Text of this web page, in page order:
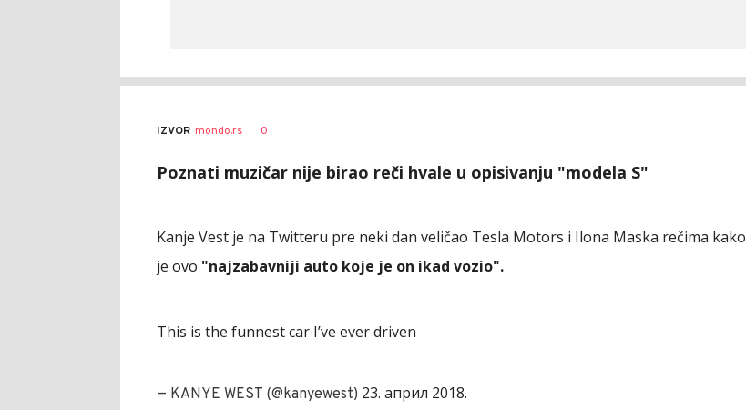
IZVOR mondo.rs 0
Poznati muzičar nije birao reči hvale u opisivanju "modela S"
Kanje Vest je na Twitteru pre neki dan veličao Tesla Motors i Ilona Maska rečima kako
je ovo "najzabavniji auto koje je on ikad vozio".
This is the funnest car I’ve ever driven
— KANYE WEST (@kanyewest) 23. април 2018.